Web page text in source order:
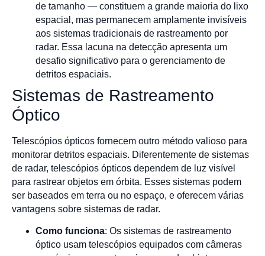
de tamanho — constituem a grande maioria do lixo
espacial, mas permanecem amplamente invisíveis
aos sistemas tradicionais de rastreamento por
radar. Essa lacuna na detecção apresenta um
desafio significativo para o gerenciamento de
detritos espaciais.
Sistemas de Rastreamento
Óptico
Telescópios ópticos fornecem outro método valioso para
monitorar detritos espaciais. Diferentemente de sistemas
de radar, telescópios ópticos dependem de luz visível
para rastrear objetos em órbita. Esses sistemas podem
ser baseados em terra ou no espaço, e oferecem várias
vantagens sobre sistemas de radar.
Como funciona: Os sistemas de rastreamento
óptico usam telescópios equipados com câmeras